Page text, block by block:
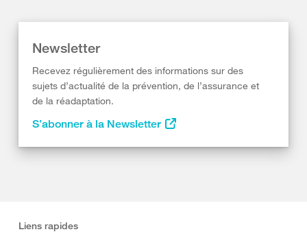
Newsletter
Recevez régulièrement des informations sur des
sujets d’actualité de la prévention, de l’assurance et
de la réadaptation.
S’abonner à la Newsletter
Liens rapides